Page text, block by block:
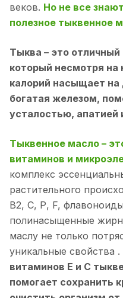
веков. Но не все
полезное тыквенное
Тыква – это
который несмотря на
калорий насыщает
богатая железом,
усталостью, апатией
Тыквенное масло –
витаминов и
комплекс
растительного
В2, С, Р, F,
полинасыщенные
маслу не только
уникальные свойства .
витаминов Е и С
помогает сохранить